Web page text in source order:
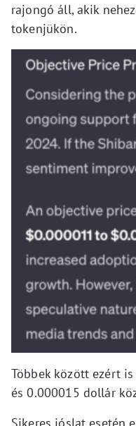
rajongó áll, akik
tokenjükön.
Többek között ezért
és 0.000015 dollár